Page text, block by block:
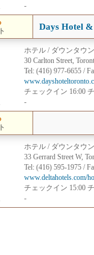
-
Days Hotel
ホテル / ダウンタウン
30 Carlton Street,
Tel: (416) 977-6655 /
チェックイン 16:00
-
ホテル / ダウンタウン
33 Gerrard Street W,
Tel: (416) 595-1975 /
www.deltahotels.com/
チェックイン 15:00
-